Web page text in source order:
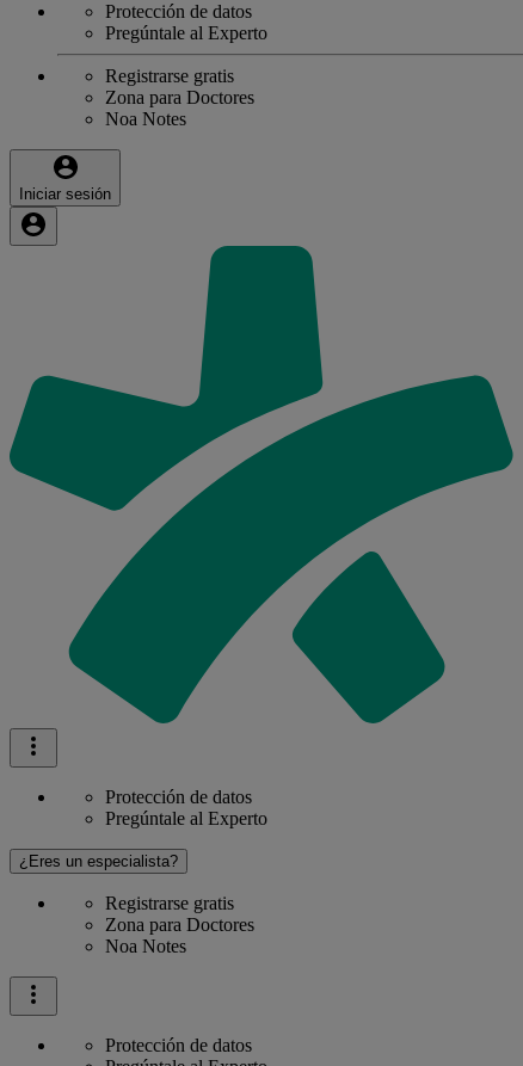
Protección de datos
Pregúntale al Experto
Registrarse gratis
Zona para Doctores
Noa Notes
Iniciar sesión
Protección de datos
Pregúntale al Experto
¿Eres un especialista?
Registrarse gratis
Zona para Doctores
Noa Notes
Protección de datos